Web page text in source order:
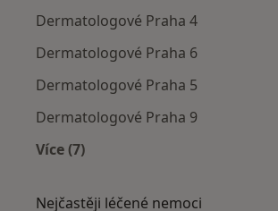
Dermatologové Praha 4
Dermatologové Praha 6
Dermatologové Praha 5
Dermatologové Praha 9
Více (7)
Nejčastěji léčené nemoci